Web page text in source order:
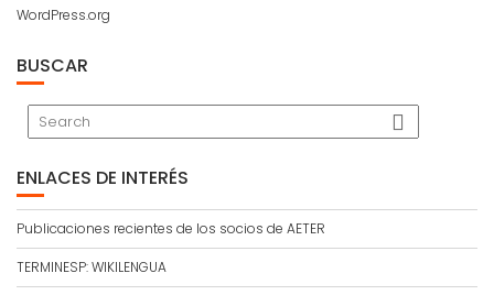
WordPress.org
BUSCAR
ENLACES DE INTERÉS
Publicaciones recientes de los socios de AETER
TERMINESP: WIKILENGUA